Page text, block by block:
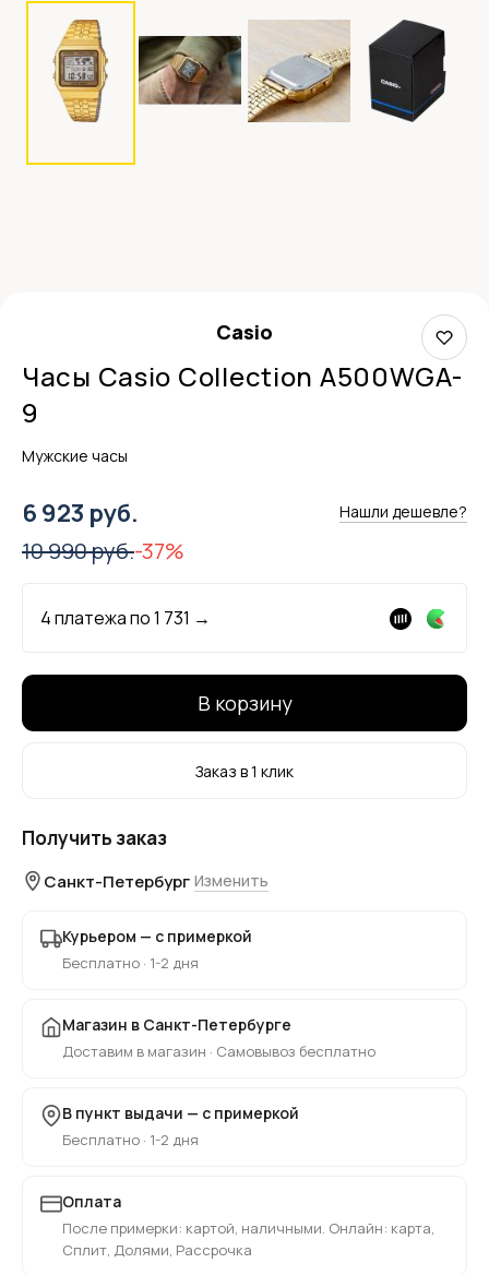
Casio
Часы Casio Collection A500WGA-
9
Мужские часы
6 923 руб. Нашли дешевле?
10 990 руб.-37%
4 платежа по1 731 →
В корзину
Заказ в 1 клик
Получить заказ
Санкт-Петербург Изменить
Курьером — с примеркой
Бесплатно · 1-2 дня
Магазин в Санкт-Петербурге
Доставим в магазин · Самовывоз бесплатно
В пункт выдачи — с примеркой
Бесплатно · 1-2 дня
Оплата
После примерки: картой, наличными. Онлайн: карта,
Сплит, Долями, Рассрочка